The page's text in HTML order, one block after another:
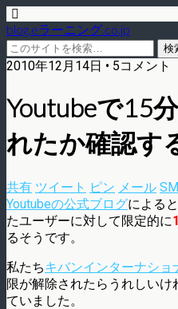
blog.eラーニング.co.jp
2010年12月14日 • 5コメント
Youtubeで15
れたか確認す
共有 ツイート ピン メール
Youtubeの公式ブログによる
たユーザーに対して限定的に
るそうです。
私たちキバンインターナショ
限が解除されたらうれしい
ていました。